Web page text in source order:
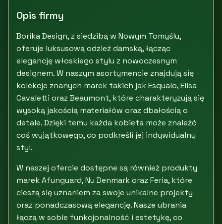
Opis firmy
Borika Design, z siedzibą w Nowym Tomyślu,
oferuje luksusową odzież damską, łącząc
elegancję włoskiego stylu z nowoczesnym
designem. W naszym asortymencie znajdują się
kolekcje znanych marek takich jak Esqualo, Elisa
Cavaletti oraz Beaumont, które charakteryzują się
wysoką jakością materiałów oraz dbałością o
detale. Dzięki temu każda kobieta może znaleźć
coś wyjątkowego, co podkreśli jej indywidualny
styl.
W naszej ofercie dostępne są również produkty
marek Afunguard, Nu Denmark oraz Feria, które
cieszą się uznaniem za swoje unikalne projekty
oraz ponadczasową elegancję. Nasze ubrania
łączą w sobie funkcjonalność i estetykę, co